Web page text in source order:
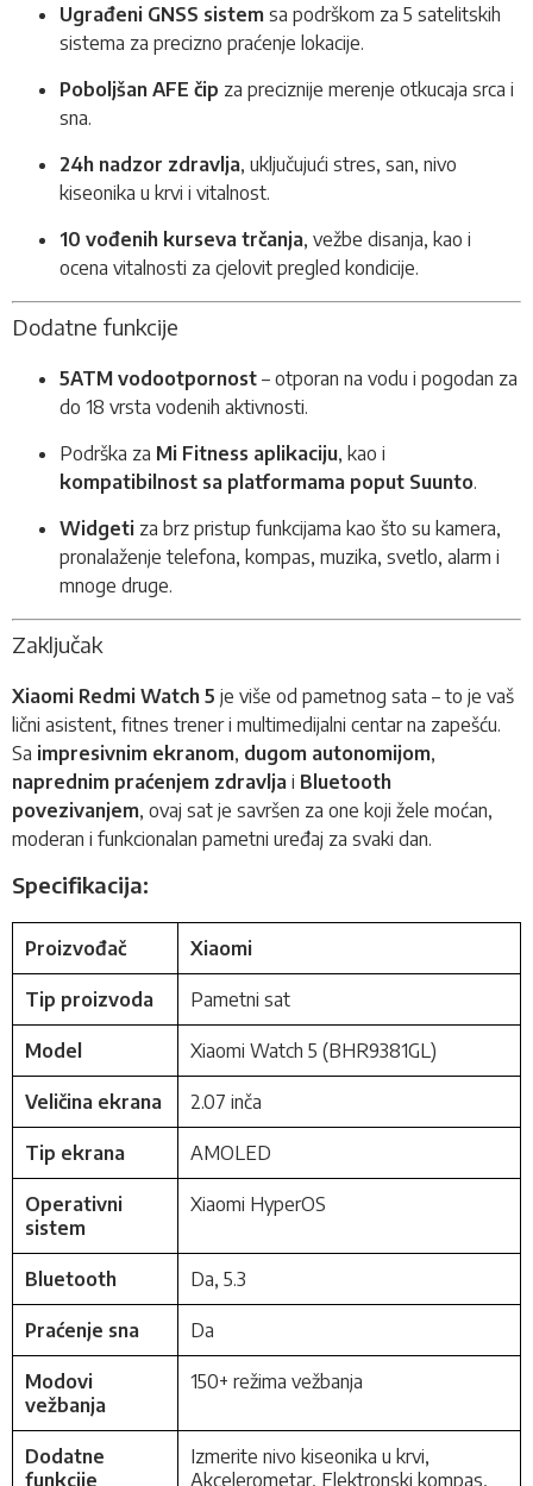
Ugrađeni GNSS sistem sa podrškom za 5 satelitskih
sistema za precizno praćenje lokacije.
Poboljšan AFE čip za preciznije merenje otkucaja srca i
sna.
24h nadzor zdravlja, uključujući stres, san, nivo
kiseonika u krvi i vitalnost.
10 vođenih kurseva trčanja, vežbe disanja, kao i
ocena vitalnosti za cjelovit pregled kondicije.
Dodatne funkcije
5ATM vodootpornost – otporan na vodu i pogodan za
do 18 vrsta vodenih aktivnosti.
Podrška za Mi Fitness aplikaciju, kao i
kompatibilnost sa platformama poput Suunto.
Widgeti za brz pristup funkcijama kao što su kamera,
pronalaženje telefona, kompas, muzika, svetlo, alarm i
mnoge druge.
Zaključak
Xiaomi Redmi Watch 5 je više od pametnog sata – to je vaš
lični asistent, fitnes trener i multimedijalni centar na zapešću.
Sa impresivnim ekranom, dugom autonomijom,
naprednim praćenjem zdravlja i Bluetooth
povezivanjem, ovaj sat je savršen za one koji žele moćan,
moderan i funkcionalan pametni uređaj za svaki dan.
Specifikacija:
Proizvođač Xiaomi
Tip proizvoda Pametni sat
Model Xiaomi Watch 5 (BHR9381GL)
Veličina ekrana 2.07 inča
Tip ekrana AMOLED
Operativni
sistem
Xiaomi HyperOS
Bluetooth Da, 5.3
Praćenje sna Da
Modovi
vežbanja
150+ režima vežbanja
Dodatne
funkcije
Izmerite nivo kiseonika u krvi,
Akcelerometar, Elektronski kompas,